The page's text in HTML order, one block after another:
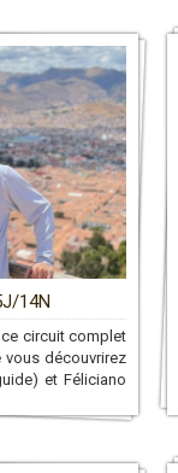
14N
circuit complet
découvrirez
et Féliciano
son peuple, sa